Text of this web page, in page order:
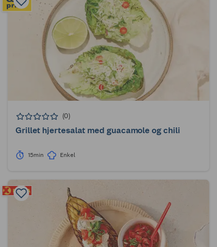
(0)
Grillet hjertesalat med guacamole og chili
15min Enkel